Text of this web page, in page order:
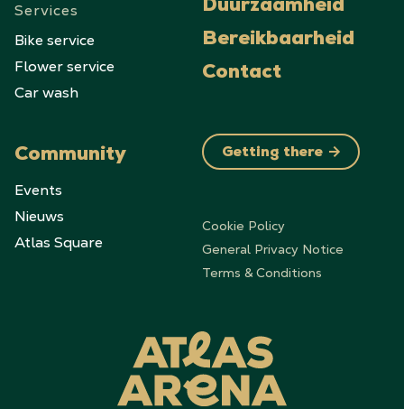
Services
Bike service
Flower service
Car wash
Community
Events
Nieuws
Atlas Square
Duurzaamheid
Bereikbaarheid
Contact
Getting there
Cookie Policy
General Privacy Notice
Terms & Conditions